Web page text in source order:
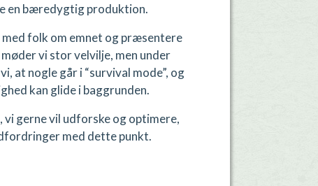
en bæredygtig produktion.
folk om emnet og præsentere
vi stor velvilje, men under
at nogle går i “survival mode”, og
kan glide i baggrunden.
gerne vil udforske og optimere,
med dette punkt.